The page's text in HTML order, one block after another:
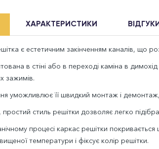
ХАРАКТЕРИСТИКИ ВІДГУКИ
є естетичним закінченням каналів, що
в стіні або в переході каміна в
зажимів.
уможливлює її швидкий монтаж і
стиль решітки дозволяє легко
процесі каркас решітки
температури і фіксує колір решітки.